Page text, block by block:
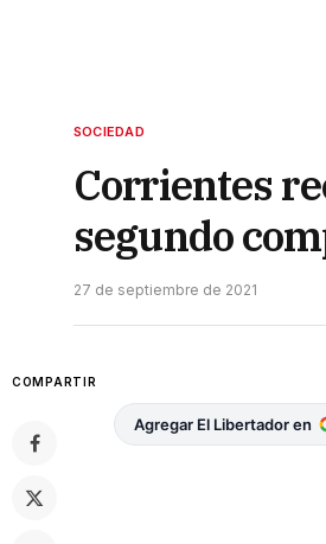
SOCIEDAD
Corrientes
segundo
27 de septiembre de 2021
COMPARTIR
Agregar El Libertador en